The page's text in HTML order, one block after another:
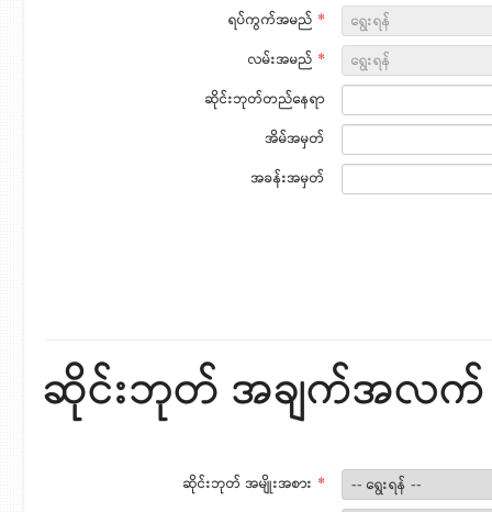
ရပ်ကွက်အမည် *
လမ်းအမည် *
ဆိုင်းဘုတ်တည်နေရာ
အိမ်အမှတ်
အခန်းအမှတ်
ဆိုင်းဘုတ် အချက်အလက်
ဆိုင်းဘုတ် အမျိုးအစား *